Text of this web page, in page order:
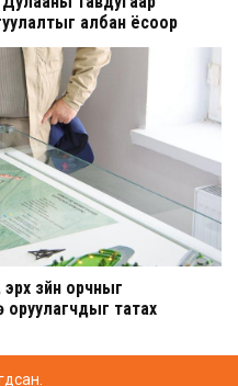
албан ёсоор
зүйн орчныг
оруулагчдыг татах